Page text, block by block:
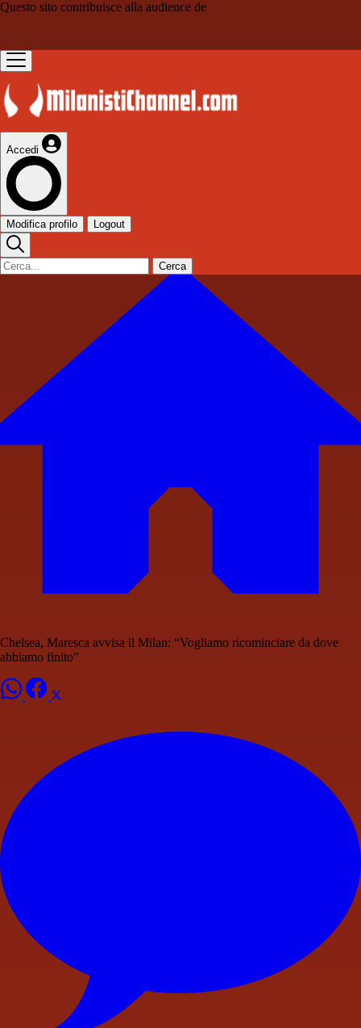
Questo sito contribuisce alla audience de
Accedi
Modifica profilo Logout
Cerca
Chelsea, Maresca avvisa il Milan: “Vogliamo ricominciare da dove
abbiamo finito”